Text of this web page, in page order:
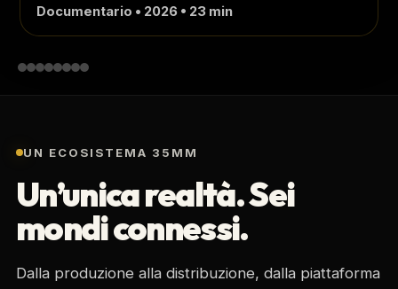
Documentario • 2026 • 42 min
UN ECOSISTEMA 35MM
Un’unica realtà. Sei
mondi connessi.
Dalla produzione alla distribuzione, dalla piattaforma